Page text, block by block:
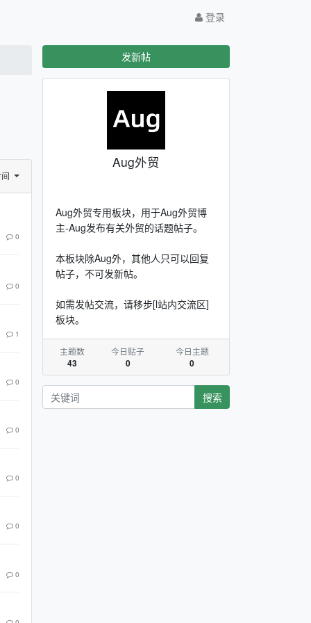
登录
0
0
1
0
0
0
0
0
发新帖
Aug外贸
Aug外贸专用板块，用于Aug外贸博
主-Aug发布有关外贸的话题帖子。
本板块除Aug外，其他人只可以回复
帖子，不可发新帖。
如需发帖交流，请移步[l站内交流区]
板块。
主题数
43
今日贴子
0
今日主题
0
搜索